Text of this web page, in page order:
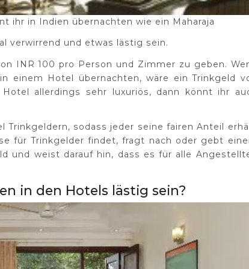
ihr in Indien übernachten wie ein Maharaja
verwirrend und etwas lästig sein.
INR 100 pro Person und Zimmer zu geben.
einem Hotel übernachten, wäre ein Trinkgeld
allerdings sehr luxuriös, dann könnt ihr
Trinkgeldern, sodass jeder seine fairen Anteil
für Trinkgelder findet, fragt nach oder gebt
und weist darauf hin, dass es für alle
in den Hotels lästig sein?